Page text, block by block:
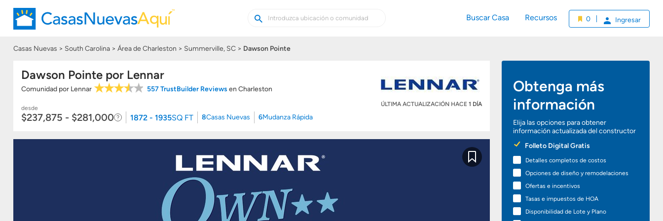
Buscar
casas
Buscar
Buscar Casa Recursos 0 Ingresar
Casas Nuevas South Carolina Área de Charleston Summerville, SC Dawson Pointe
Dawson Pointe por Lennar
Comunidad por Lennar 557 TrustBuilder Reviews en Charleston
ÚLTIMA ACTUALIZACIÓN HACE 1 DÍA
desde
$237,875 - $281,000 1872 - 1935SQ FT 8Casas Nuevas 6Mudanza Rápida
Obtenga más
información
Elija las opciones para obtener
información actualizada del constructor
Preferred
Options
Folleto Digital Gratis
Detalles completos de costos
Opciones de diseño y remodelaciones
Ofertas e incentivos
Tasas e impuestos de HOA
Disponibilidad de Lote y Plano
Guardar